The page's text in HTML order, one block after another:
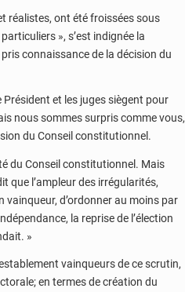
réalistes, ont été froissées sous
», s’est indignée la
connaissance de la décision du
et les juges siègent pour
nous sommes surpris comme vous,
du Conseil constitutionnel.
du Conseil constitutionnel. Mais
que l’ampleur des irrégularités,
d’ordonner au moins par
la reprise de l’élection
»
vainqueurs de ce scrutin,
en termes de création du